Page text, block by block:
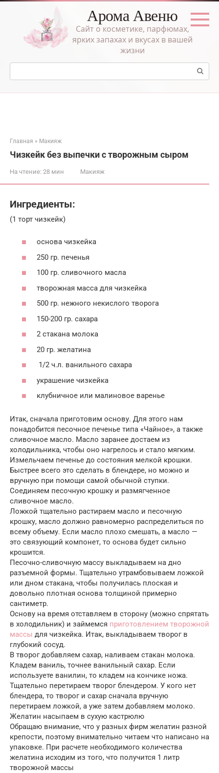
Перейти
Арома Авеню
Сайт о косметике, парфюмах,
ярких запахах и вкусах в вашей
жизни
Поиск:
Главная » Макияж
Чизкейк без выпечки с творожным сыром
На чтение: 28 мин Макияж
Ингредиенты:
(1 торт чизкейк)
основа чизкейка
250 гр. печенья
100 гр. сливочного масла
творожная масса для чизкейка
500 гр. нежного некислого творога
150-200 гр. сахара
2 стакана молока
20 гр. желатина
1/2 ч.л. ванильного сахара
украшение чизкейка
клубничное или малиновое варенье
Итак, сначала приготовим основу. Для этого нам
понадобится песочное печенье типа «Чайное», а также
сливочное масло. Масло заранее достаем из
холодильника, чтобы оно нагрелось и стало мягким.
Измельчаем печенье до состояния мелкой крошки.
Быстрее всего это сделать в блендере, но можно и
вручную при помощи самой обычной ступки.
Соединяем песочную крошку и размягченное
сливочное масло.
Ложкой тщательно растираем масло и песочную
крошку, масло должно равномерно распределиться по
всему объему. Если масло плохо смешать, а масло —
это связующий компонет, то основа будет сильно
крошится.
Песочно-сливочную массу выкладываем на дно
разъемной формы. Тщательно утрамбовываем ложкой
или дном стакана, чтобы получилась плоская и
довольно плотная основа толщиной примерно
сантиметр.
Основу на время отставляем в сторону (можно спрятать
в холодильник) и займемся приготовлением творожной
массы для чизкейка. Итак, выкладываем творог в
глубокий сосуд.
В творог добавляем сахар, наливаем стакан молока.
Кладем ваниль, точнее ванильный сахар. Если
используете ванилин, то кладем на кончике ножа.
Тщательно перетираем творог блендером. У кого нет
блендера, то творог и сахар сначала вручную
перетираем ложкой, а уже затем добавляем молоко.
Желатин насыпаем в сухую кастрюлю
Обращаю внимание, что у разных фирм желатин разной
крепости, поэтому внимательно читаем что написано на
упаковке. При расчете необходимого количества
желатина исходим из того, что получится 1 литр
творожной массы